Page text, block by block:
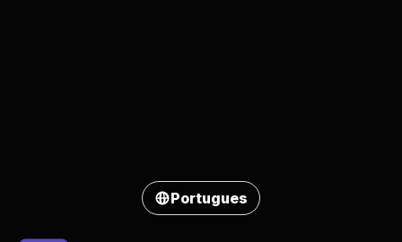
Portugues